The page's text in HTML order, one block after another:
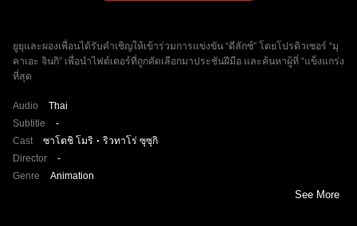
ยูยุและผองเพื่อนได้รับคำเชิญให้เข้าร่วมการแข่งขัน “ดีลักซ์” โดยโปรดิวเซอร์ “มุ
คาเอะ จินกิ” เพื่อนำไฟต์เตอร์ที่ถูกคัดเลือกมาประชันฝีมือ และค้นหาผู้ที่ “แข็งแกร่ง
ที่สุด
Audio
Thai
Subtitle
-
Cast
ซาโตชิ โมริ
ริวทาโร่ ซุซุกิ
Director
-
Genre
Animation
See More